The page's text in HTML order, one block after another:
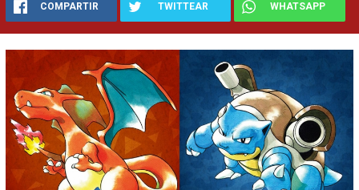
COMPARTIR TWITTEAR WHATSAPP